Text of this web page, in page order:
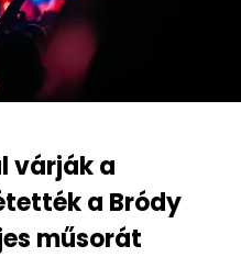
várják a
a Bródy
műsorát